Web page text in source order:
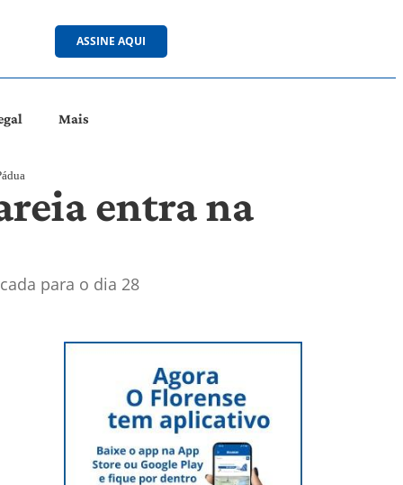
ASSINE AQUI
Mais
entra na
para o dia 28